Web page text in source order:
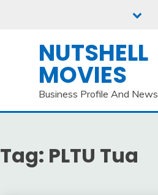
NUTSHELL
MOVIES
Business Profile And News
Tag: PLTU Tua